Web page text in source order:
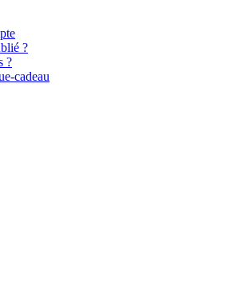
?
?
cadeau